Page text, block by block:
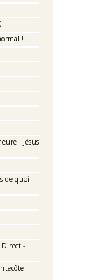
!
: Jésus
de quoi
-
-